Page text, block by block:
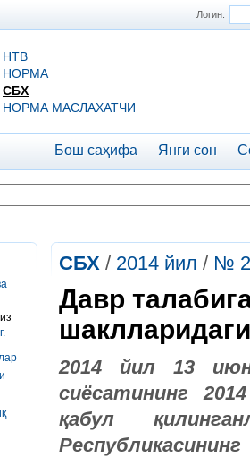
Логин:
НТВ
НОРМА
СБХ
НОРМА МАСЛАХАТЧИ
Бош саҳифа Янги сон
СБХ / 2014 йил / №
Давр
2014 йил 13
сиёсатининг
қабул